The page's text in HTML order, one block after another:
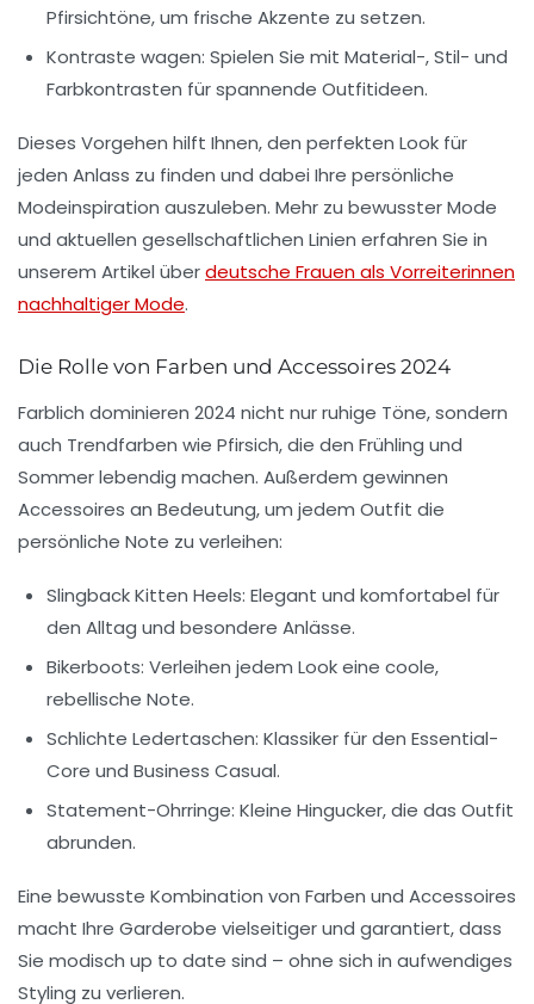
Pfirsichtöne, um frische Akzente zu setzen.
Kontraste wagen: Spielen Sie mit Material-, Stil- und
Farbkontrasten für spannende Outfitideen.
Dieses Vorgehen hilft Ihnen, den perfekten Look für
jeden Anlass zu finden und dabei Ihre persönliche
Modeinspiration auszuleben. Mehr zu bewusster Mode
und aktuellen gesellschaftlichen Linien erfahren Sie in
unserem Artikel überdeutsche Frauen als Vorreiterinnen
nachhaltiger Mode.
Die Rolle von Farben und Accessoires 2024
Farblich dominieren 2024 nicht nur ruhige Töne, sondern
auch Trendfarben wie Pfirsich, die den Frühling und
Sommer lebendig machen. Außerdem gewinnen
Accessoires an Bedeutung, um jedem Outfit die
persönliche Note zu verleihen:
Slingback Kitten Heels: Elegant und komfortabel für
den Alltag und besondere Anlässe.
Bikerboots: Verleihen jedem Look eine coole,
rebellische Note.
Schlichte Ledertaschen: Klassiker für den Essential-
Core und Business Casual.
Statement-Ohrringe: Kleine Hingucker, die das Outfit
abrunden.
Eine bewusste Kombination von Farben und Accessoires
macht Ihre Garderobe vielseitiger und garantiert, dass
Sie modisch up to date sind – ohne sich in aufwendiges
Styling zu verlieren.